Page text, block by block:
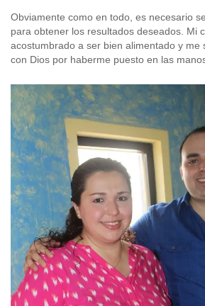
Obviamente como en todo, es necesario
para obtener los resultados deseados. Mi
acostumbrado a ser bien alimentado y me
con Dios por haberme puesto en las